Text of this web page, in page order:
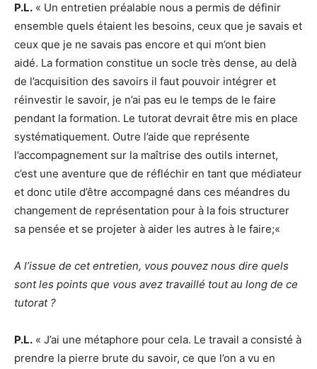
P.L. « Un entretien préalable nous a permis de définir
ensemble quels étaient les besoins, ceux que je savais et
ceux que je ne savais pas encore et qui m’ont bien
aidé. La formation constitue un socle très dense, au delà
de l’acquisition des savoirs il faut pouvoir intégrer et
réinvestir le savoir, je n’ai pas eu le temps de le faire
pendant la formation. Le tutorat devrait être mis en place
systématiquement. Outre l’aide que représente
l’accompagnement sur la maîtrise des outils internet,
c’est une aventure que de réfléchir en tant que médiateur
et donc utile d’être accompagné dans ces méandres du
changement de représentation pour à la fois structurer
sa pensée et se projeter à aider les autres à le faire;«
A l’issue de cet entretien, vous pouvez nous dire quels
sont les points que vous avez travaillé tout au long de ce
tutorat ?
P.L. « J’ai une métaphore pour cela. Le travail a consisté à
prendre la pierre brute du savoir, ce que l’on a vu en